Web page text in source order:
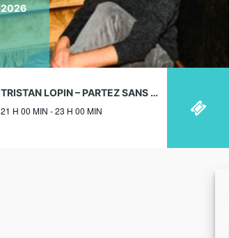
2026
TRISTAN LOPIN – PARTEZ SANS MOI, JE VOUS REJOINS – THÉÂTRE DE L’OEUVRE, PARIS – 09/10/2026
21 H 00 MIN - 23 H 00 MIN